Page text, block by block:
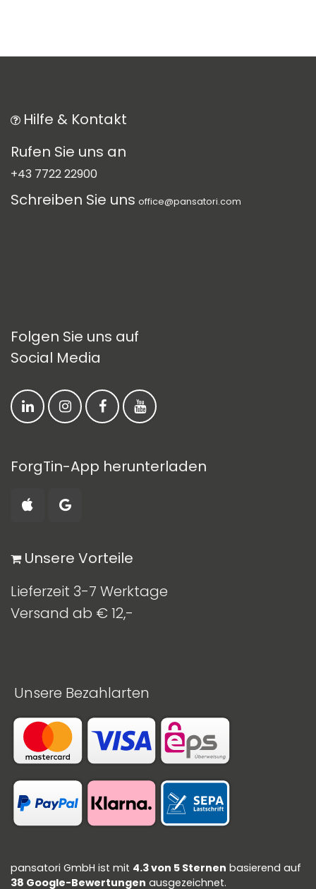
Hilfe & Kontakt
Rufen Sie uns an
+43 7722 22900
Schreiben Sie uns office@pansatori.com
Folgen Sie uns auf
Social Media
ForgTin-App herunterladen
​ Unsere Vorteile
Lieferzeit 3-7 Werktage
Versand ab € 12,-
Unsere Bezahlarten
pansatori GmbH ist mit 4.3 von 5 Sternen basierend auf
38 Google-Bewertungen ausgezeichnet.